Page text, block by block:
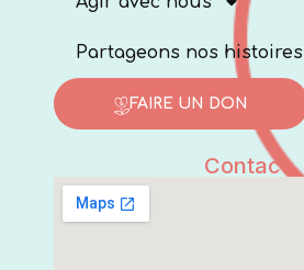
Partageons nos histoires
FAIRE UN DON
Contact